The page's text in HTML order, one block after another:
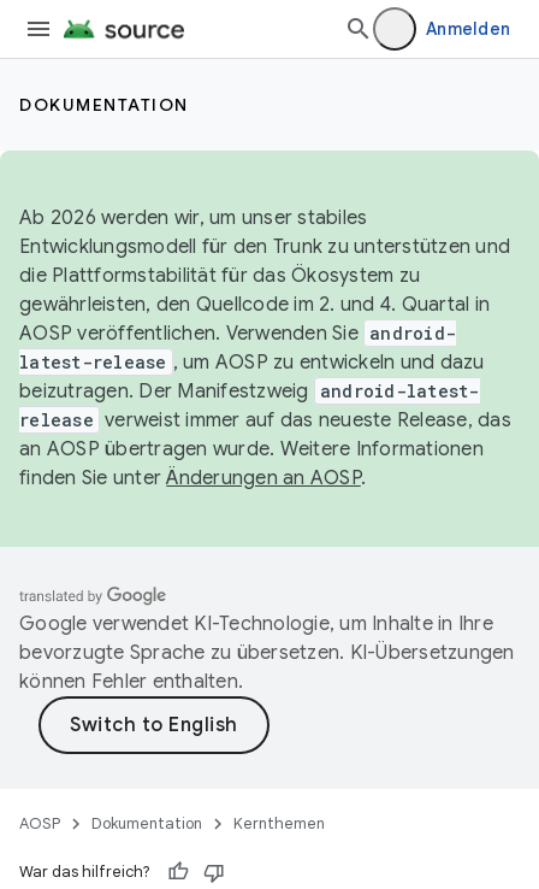
Anmelden
DOKUMENTATION
Ab 2026 werden wir, um unser stabiles
Entwicklungsmodell für den Trunk zu unterstützen und
die Plattformstabilität für das Ökosystem zu
gewährleisten, den Quellcode im 2. und 4. Quartal in
AOSP veröffentlichen. Verwenden Sie android-
latest-release , um AOSP zu entwickeln und dazu
beizutragen. Der Manifestzweig
android-latest-
release verweist immer auf das neueste Release, das
an AOSP übertragen wurde. Weitere Informationen
finden Sie unterÄnderungen an AOSP.
Google verwendet KI-Technologie, um Inhalte in Ihre
bevorzugte Sprache zu übersetzen. KI-Übersetzungen
können Fehler enthalten.
AOSP Dokumentation Kernthemen
War das hilfreich?